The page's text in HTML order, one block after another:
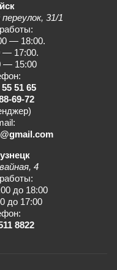
31/1
— 18:00.
— 17:00.
— 15:00
51 65
69-72
4
до 18:00
до 17:00
8822